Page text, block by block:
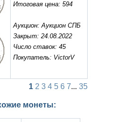
Итоговая цена: 594
Аукцион: Аукцион СПБ
Закрыт: 24.08.2022
Число ставок: 45
Покупатель: VictorV
1 2 3 4 5 6 7... 35
монеты: